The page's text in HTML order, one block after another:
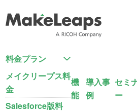
料金プラン
メイクリープス料
金
Salesforce版料
機
能
導入事
例
セミ
ー